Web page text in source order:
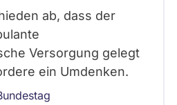
ab, dass der
Versorgung gelegt
ein Umdenken.